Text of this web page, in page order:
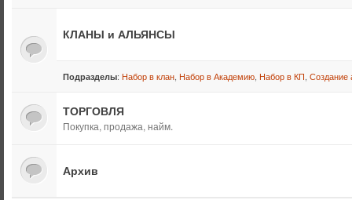
КЛАНЫ и АЛЬЯНСЫ
Подразделы: Набор в клан Набор в Академию Набор в КП Создание
ТОРГОВЛЯ
Покупка, продажа, найм.
Архив